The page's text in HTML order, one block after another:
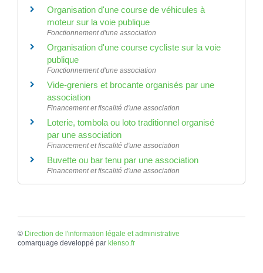
Organisation d'une course de véhicules à
moteur sur la voie publique
Fonctionnement d'une association
Organisation d'une course cycliste sur la voie
publique
Fonctionnement d'une association
Vide-greniers et brocante organisés par une
association
Financement et fiscalité d'une association
Loterie, tombola ou loto traditionnel organisé
par une association
Financement et fiscalité d'une association
Buvette ou bar tenu par une association
Financement et fiscalité d'une association
© Direction de l'information légale et administrative
comarquage developpé par kienso.fr